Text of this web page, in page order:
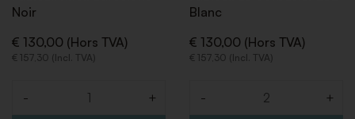
Noir
€ 130,00 (Hors TVA)
€ 157,30 (Incl. TVA)
- +
Blanc
€ 130,00 (Hors TVA)
€ 157,30 (Incl. TVA)
- +